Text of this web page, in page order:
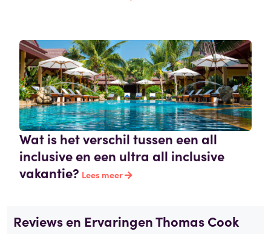
Wat is het verschil tussen een all
inclusive en een ultra all inclusive
vakantie? Lees meer
Reviews en Ervaringen Thomas Cook